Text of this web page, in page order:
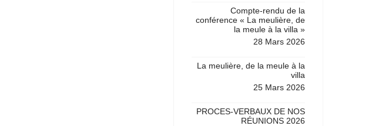
Compte-rendu de la
conférence « La meulière, de
la meule à la villa »
28 Mars 2026
La meulière, de la meule à la
villa
25 Mars 2026
PROCES-VERBAUX DE NOS
RÉUNIONS 2026